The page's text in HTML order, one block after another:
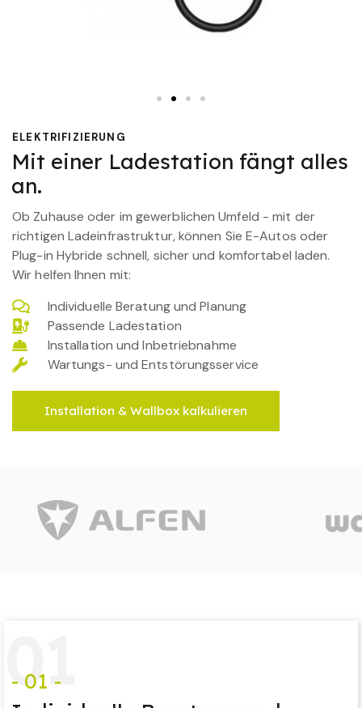
ELEKTRIFIZIERUNG
Mit einer Ladestation fängt alles
an.
Ob Zuhause oder im gewerblichen Umfeld - mit der
richtigen Ladeinfrastruktur, können Sie E-Autos oder
Plug-in Hybride schnell, sicher und komfortabel laden.
Wir helfen Ihnen mit:
Individuelle Beratung und Planung
Passende Ladestation
Installation und Inbetriebnahme
Wartungs- und Entstörungsservice
Installation & Wallbox kalkulieren
01
- 01 -